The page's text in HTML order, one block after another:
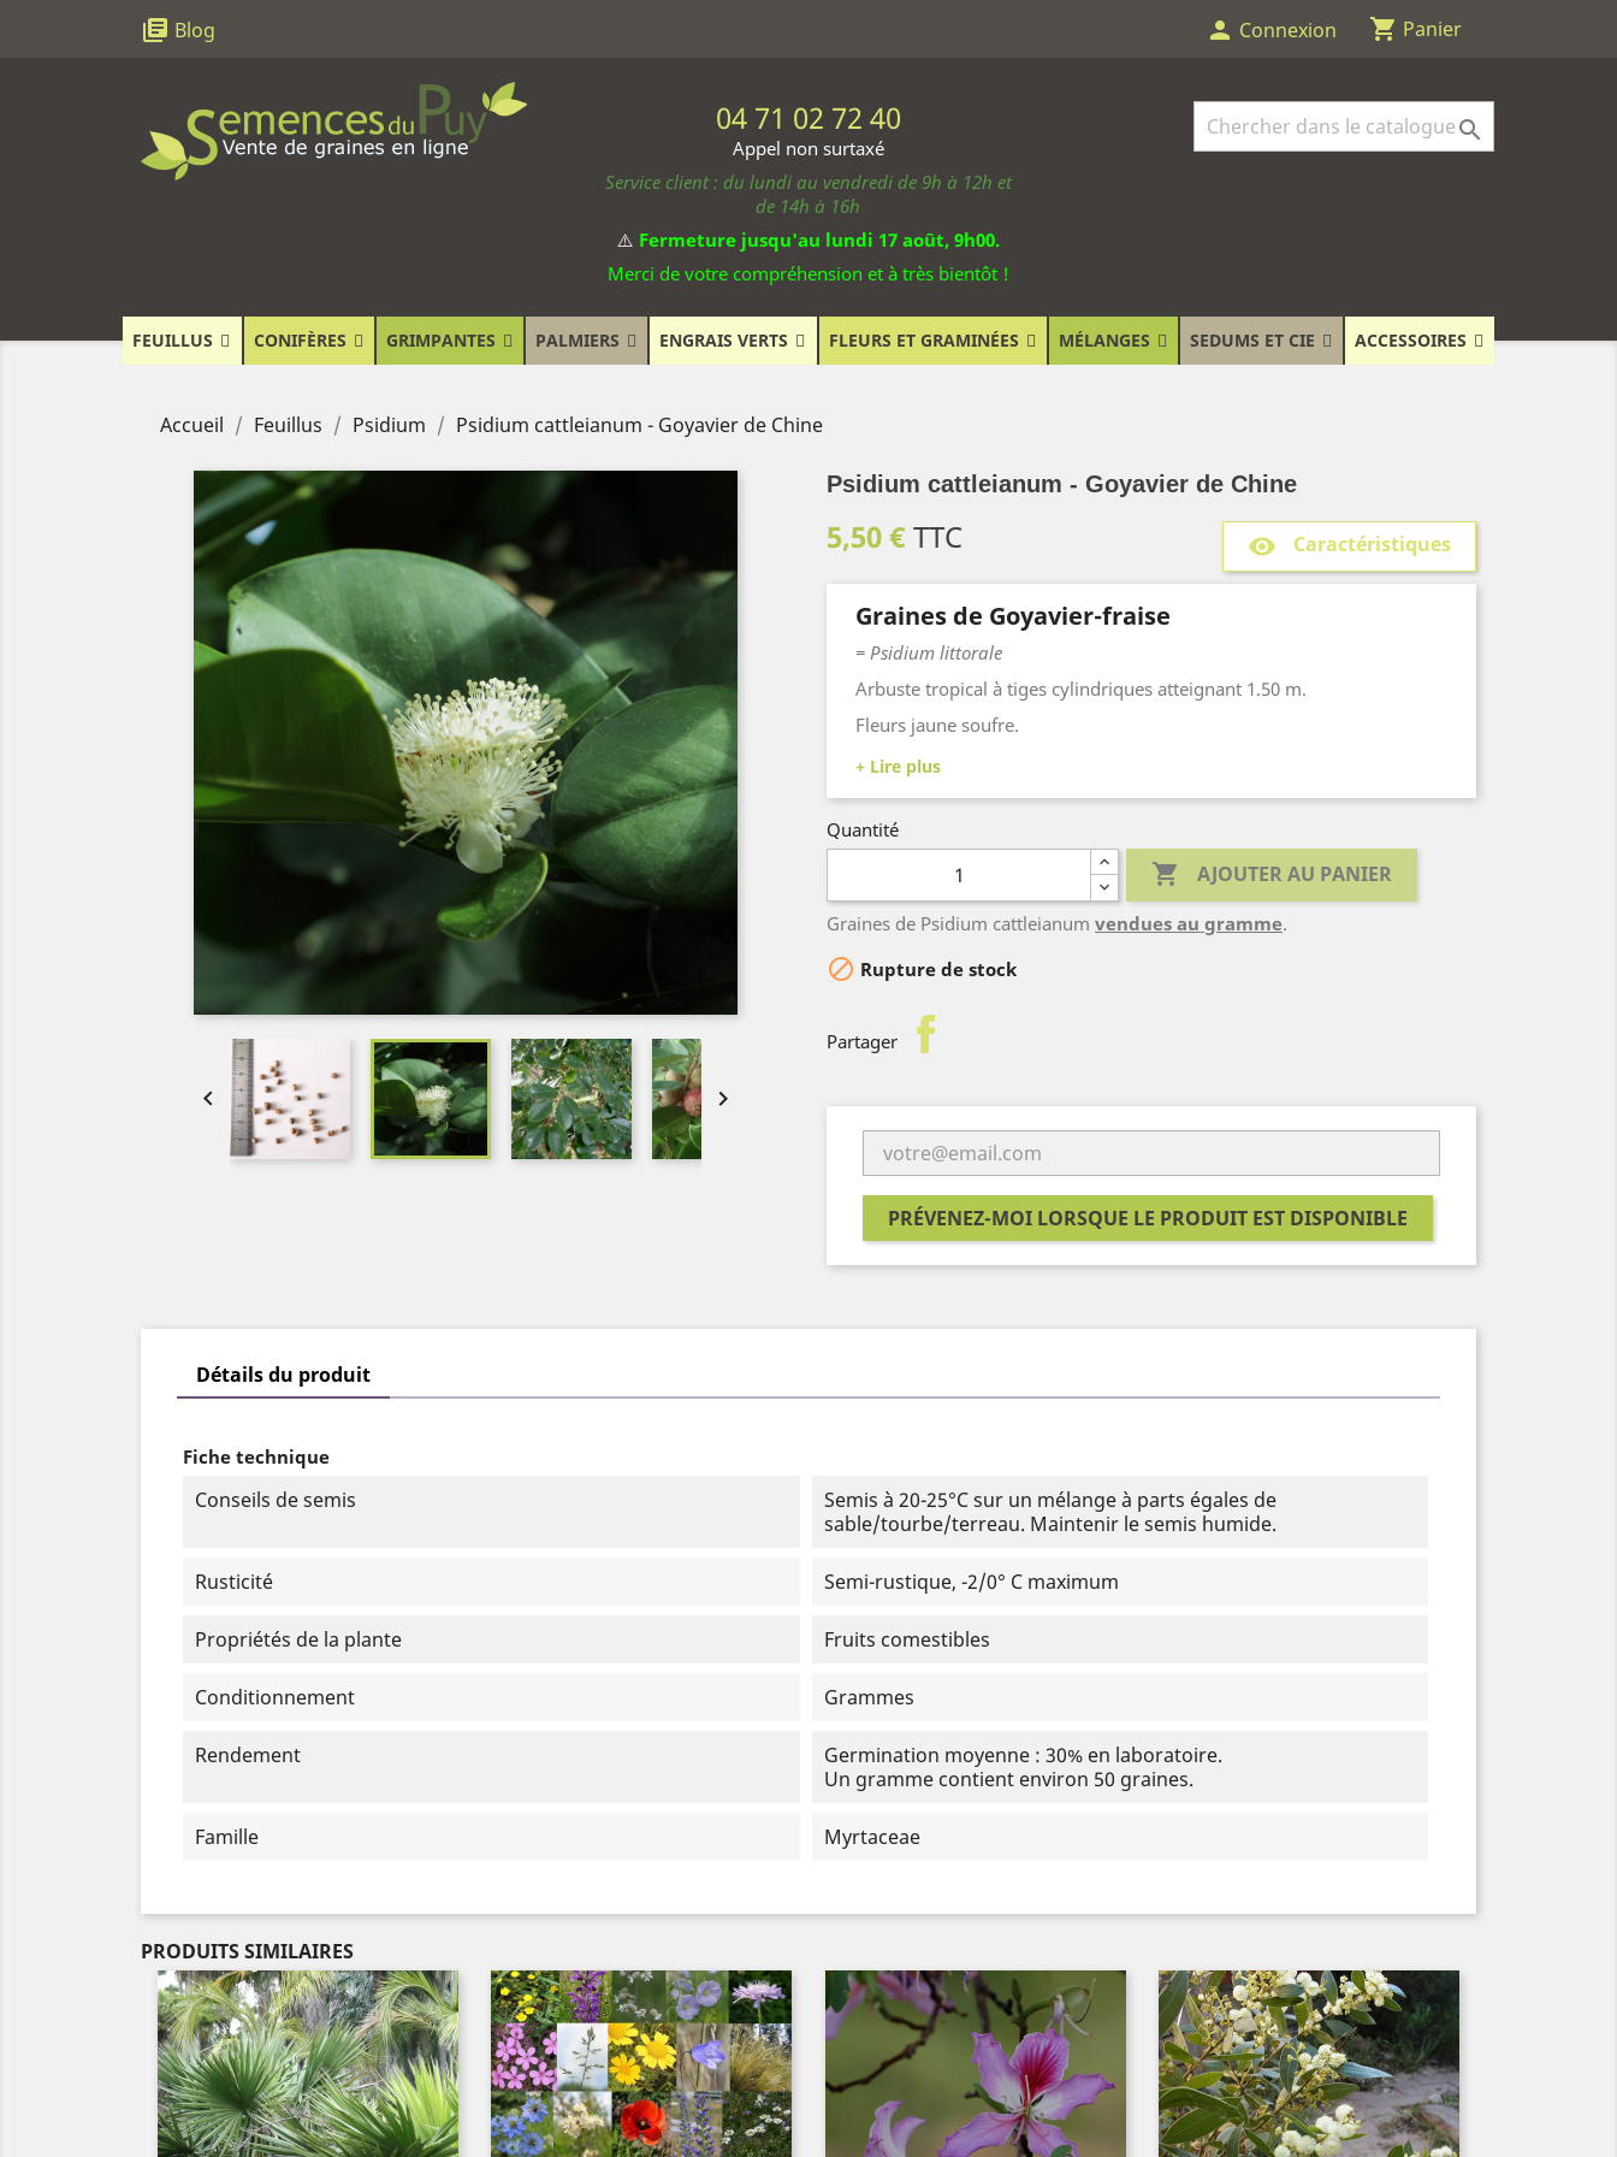
library_books Blog person Connexion shopping_cart Panier
04 71 02 72 40
Appel non surtaxé
Service client : du lundi au vendredi de 9h à 12h et
de 14h à 16h
⚠️ Fermeture jusqu'au lundi 17 août, 9h00.
Merci de votre compréhension et à très bientôt !

FEUILLUS CONIFÈRES GRIMPANTES PALMIERS ENGRAIS VERTS FLEURS ET GRAMINÉES MÉLANGES SEDUMS ET CIE ACCESSOIRES
Accueil Feuillus Psidium Psidium cattleianum - Goyavier de Chine
 
Psidium cattleianum - Goyavier de Chine
5,50 €TTC remove_red_eye Caractéristiques
Graines de Goyavier-fraise
= Psidium littorale
Arbuste tropical à tiges cylindriques atteignant 1.50 m.
Fleurs jaune soufre.
Fruits rouges comestibles (souvent cuits), préférés à Guajava pour la
Quantité
 AJOUTER AU PANIER
Graines de Psidium cattleianum vendues au gramme.
 Rupture de stock
Partager facebook
PRÉVENEZ-MOI LORSQUE LE PRODUIT EST DISPONIBLE
Détails du produit
Fiche technique
Conseils de semis
Semis à 20-25°C sur un mélange à parts égales de
sable/tourbe/terreau. Maintenir le semis humide.
Rusticité Semi-rustique, -2/0° C maximum
Propriétés de la plante Fruits comestibles
Conditionnement Grammes
Rendement
Germination moyenne : 30% en laboratoire.
Un gramme contient environ 50 graines.
Famille Myrtaceae
PRODUITS SIMILAIRES